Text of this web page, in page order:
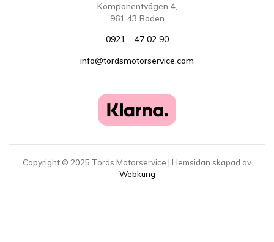
Komponentvägen 4,
961 43 Boden
0921 – 47 02 90
info@tordsmotorservice.com
Copyright © 2025 Tords Motorservice | Hemsidan skapad av
Webkung